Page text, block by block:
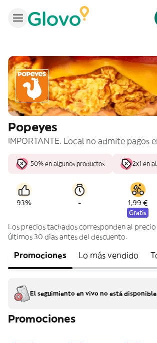
Popeyes
-50% en algunos productos 2x1 en
93% - 1,99 €
Gratis
Los precios tachados corresponden al
últimos 30 días antes del descuento.
Promociones Lo más vendido
El seguimiento en vivo no está
Promociones